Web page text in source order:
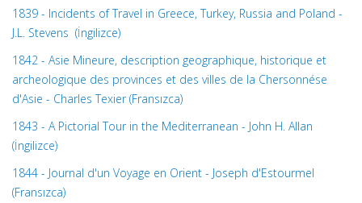
1839 - Incidents of Travel in Greece, Turkey, Russia and Poland -
J.L. Stevens (İngilizce)
1842 - Asie Mineure, description geographique, historique et
archeologique des provinces et des villes de la Chersonnése
d'Asie - Charles Texier (Fransızca)
1843 - A Pictorial Tour in the Mediterranean - John H. Allan
(İngilizce)
1844 - Journal d'un Voyage en Orient - Joseph d'Estourmel
(Fransızca)